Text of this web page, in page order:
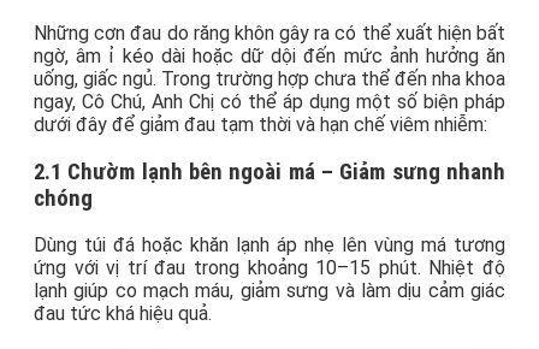
Những cơn đau do răng khôn gây ra có thể xuất hiện bất
ngờ, âm ỉ kéo dài hoặc dữ dội đến mức ảnh hưởng ăn
uống, giấc ngủ. Trong trường hợp chưa thể đến nha khoa
ngay, Cô Chú, Anh Chị có thể áp dụng một số biện pháp
dưới đây để giảm đau tạm thời và hạn chế viêm nhiễm:
2.1 Chườm lạnh bên ngoài má – Giảm sưng nhanh
chóng
Dùng túi đá hoặc khăn lạnh áp nhẹ lên vùng má tương
ứng với vị trí đau trong khoảng 10–15 phút. Nhiệt độ
lạnh giúp co mạch máu, giảm sưng và làm dịu cảm giác
đau tức khá hiệu quả.